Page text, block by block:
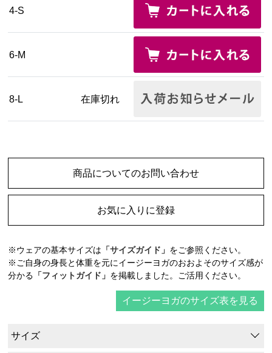
4-S
6-M
8-L 在庫切れ
商品についてのお問い合わせ
お気に入りに登録
※ウェアの基本サイズは 「サイズガイド」 をご参照ください。
※ご自身の身長と体重を元にイージーヨガのおおよそのサイズ感が
分かる 「フィットガイド」 を掲載しました。ご活用ください。
イージーヨガのサイズ表を見る
サイズ